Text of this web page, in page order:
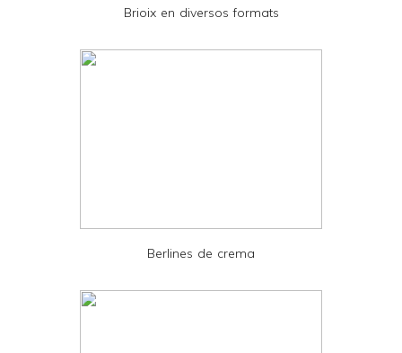
d
Brioix en diversos formats
Berlines de crema